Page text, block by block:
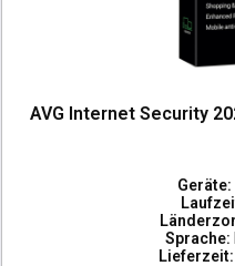
AVG Internet Security
Geräte:
Sprache:
Lieferzeit: